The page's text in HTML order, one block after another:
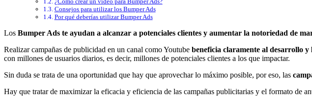
Consejos para utilizar los Bumper Ads
Por qué deberías utilizar Bumper Ads
Los Bumper Ads te ayudan a alcanzar a potenciales clientes y aumentar la notoriedad de
Realizar campañas de publicidad en un canal como Youtube beneficia claramente al desarrollo
con millones de usuarios diarios, es decir, millones de potenciales clientes a los que impactar.
Sin duda se trata de una oportunidad que hay que aprovechar lo máximo posible, por eso, las
Hay que tratar de maximizar la eficacia y eficiencia de las campañas publicitarias y el formato de